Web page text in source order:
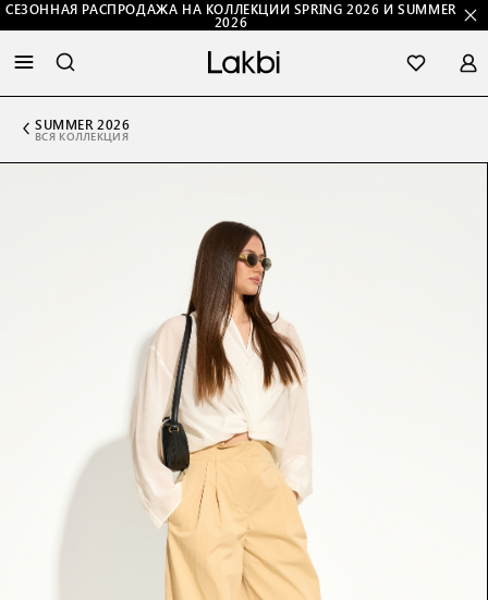
СЕЗОННАЯ РАСПРОДАЖА НА КОЛЛЕКЦИИ SPRING 2026 И SUMMER
2026
SUMMER 2026
ВСЯ КОЛЛЕКЦИЯ